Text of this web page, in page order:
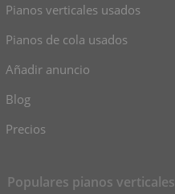
Pianos verticales usados
Pianos de cola usados
Añadir anuncio
Blog
Precios
Populares pianos verticales